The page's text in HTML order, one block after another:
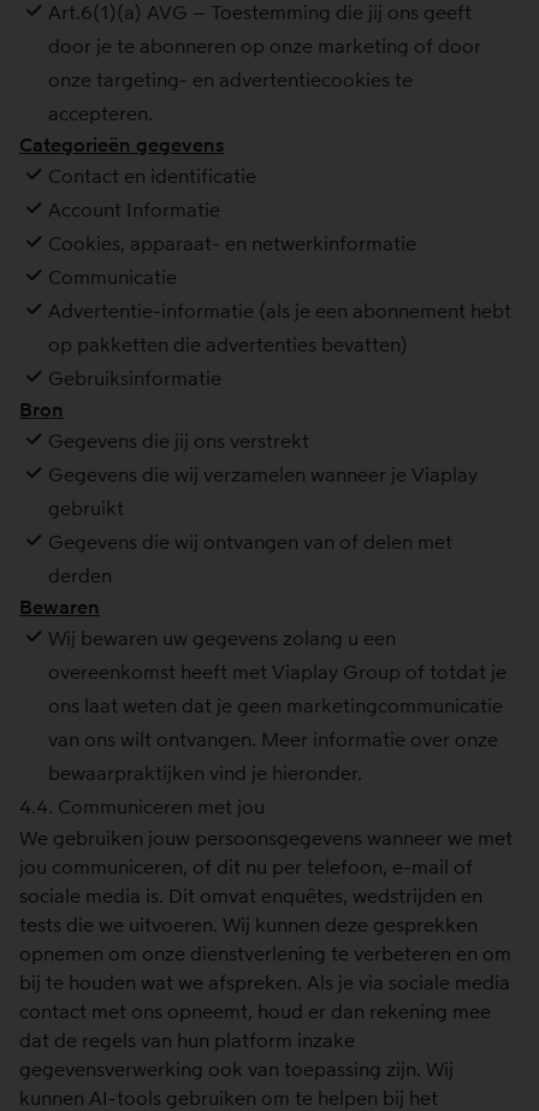
Art.6(1)(a) AVG – Toestemming die jij ons geeft
door je te abonneren op onze marketing of door
onze targeting- en advertentiecookies te
accepteren.
Categorieën gegevens
Contact en identificatie
Account Informatie
Cookies, apparaat- en netwerkinformatie
Communicatie
Advertentie-informatie (als je een abonnement hebt
op pakketten die advertenties bevatten)
Gebruiksinformatie
Bron
Gegevens die jij ons verstrekt
Gegevens die wij verzamelen wanneer je Viaplay
gebruikt
Gegevens die wij ontvangen van of delen met
derden
Bewaren
Wij bewaren uw gegevens zolang u een
overeenkomst heeft met Viaplay Group of totdat je
ons laat weten dat je geen marketingcommunicatie
van ons wilt ontvangen. Meer informatie over onze
bewaarpraktijken vind je hieronder.
4.4. Communiceren met jou
We gebruiken jouw persoonsgegevens wanneer we met
jou communiceren, of dit nu per telefoon, e-mail of
sociale media is. Dit omvat enquêtes, wedstrijden en
tests die we uitvoeren. Wij kunnen deze gesprekken
opnemen om onze dienstverlening te verbeteren en om
bij te houden wat we afspreken. Als je via sociale media
contact met ons opneemt, houd er dan rekening mee
dat de regels van hun platform inzake
gegevensverwerking ook van toepassing zijn. Wij
kunnen AI-tools gebruiken om te helpen bij het